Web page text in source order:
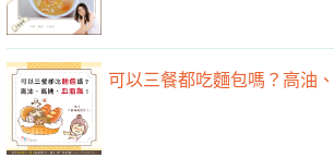
可以三餐都吃麵包嗎？高油